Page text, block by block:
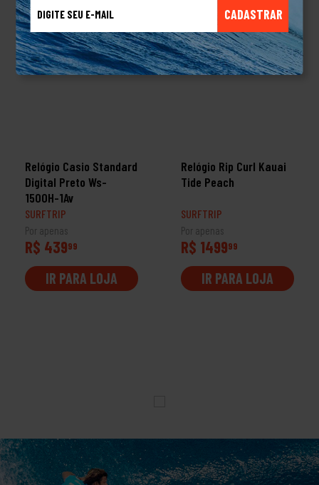
CADASTRAR
Relógio Casio Standard
Digital Preto Ws-
1500H-1Av
SURFTRIP
Por apenas
R$ 43999
IR PARA LOJA
Relógio Rip Curl Kauai
Tide Peach
SURFTRIP
Por apenas
R$ 149999
IR PARA LOJA